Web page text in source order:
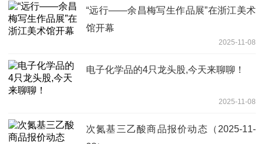
“远行——余昌梅写生作品展”在浙江美术
馆开幕
2025-11-08
电子化学品的4只龙头股,今天来聊聊！
2025-11-08
次氮基三乙酸商品报价动态（2025-11-